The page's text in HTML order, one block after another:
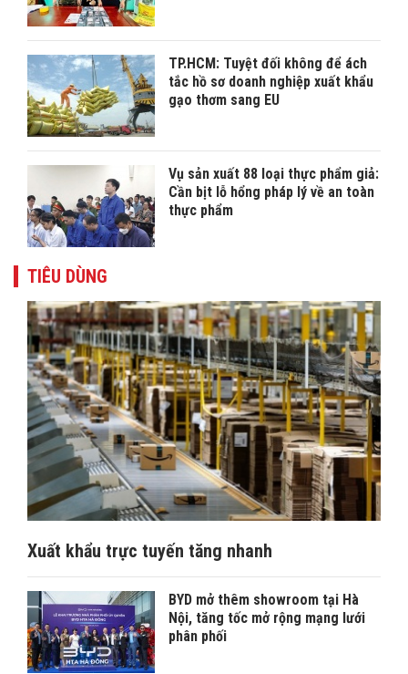
TP.HCM: Tuyệt đối không để ách
tắc hồ sơ doanh nghiệp xuất khẩu
gạo thơm sang EU
Vụ sản xuất 88 loại thực phẩm giả:
Cần bịt lỗ hổng pháp lý về an toàn
thực phẩm
TIÊU DÙNG
Xuất khẩu trực tuyến tăng nhanh
BYD mở thêm showroom tại Hà
Nội, tăng tốc mở rộng mạng lưới
phân phối